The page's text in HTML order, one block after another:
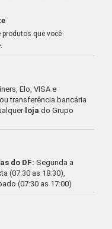
produtos que você
Elo, VISA e
transferência bancária
loja do Grupo
do DF: Segunda a
(07:30 as 18:30),
(07:30 as 17:00)